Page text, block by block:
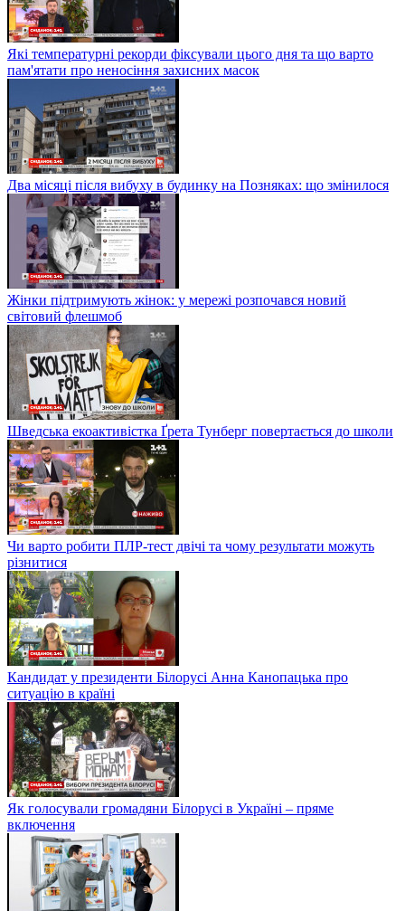
Які температурні рекорди фіксували цього дня та що варто
пам'ятати про неносіння захисних масок
Два місяці після вибуху в будинку на Позняках: що змінилося
Жінки підтримують жінок: у мережі розпочався новий
світовий флешмоб
Шведська екоактивістка Ґрета Тунберг повертається до школи
Чи варто робити ПЛР-тест двічі та чому результати можуть
різнитися
Кандидат у президенти Білорусі Анна Канопацька про
ситуацію в країні
Як голосували громадяни Білорусі в Україні – пряме
включення